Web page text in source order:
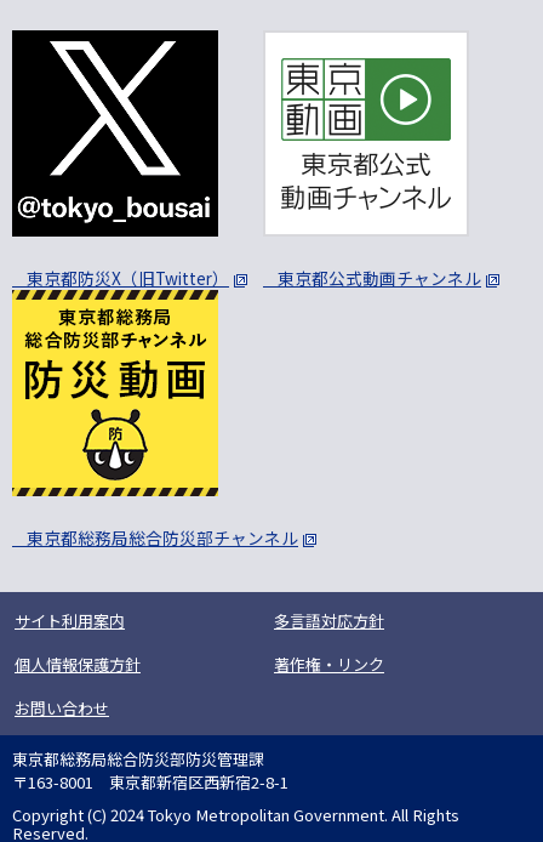
東京都防災X（旧Twitter） 東京都公式動画チャンネル
東京都総務局総合防災部チャンネル
サイト利用案内
多言語対応方針
個人情報保護方針
著作権・リンク
お問い合わせ
東京都総務局総合防災部防災管理課
〒163-8001 東京都新宿区西新宿2-8-1
Copyright (C) 2024 Tokyo Metropolitan Government. All Rights
Reserved.